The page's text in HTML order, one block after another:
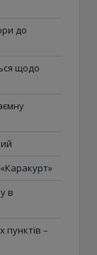
до
щодо
в
пунктів –